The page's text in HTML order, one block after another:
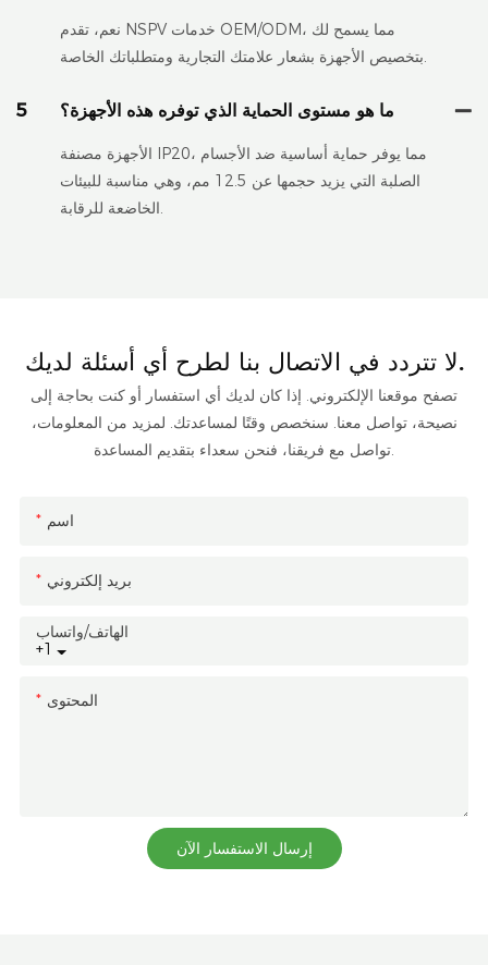
نعم، تقدم NSPV خدمات OEM/ODM، مما يسمح لك
بتخصيص الأجهزة بشعار علامتك التجارية ومتطلباتك الخاصة.
5 ما هو مستوى الحماية الذي توفره هذه الأجهزة؟
الأجهزة مصنفة IP20، مما يوفر حماية أساسية ضد الأجسام
الصلبة التي يزيد حجمها عن 12.5 مم، وهي مناسبة للبيئات
الخاضعة للرقابة.
لا تتردد في الاتصال بنا لطرح أي أسئلة لديك.
تصفح موقعنا الإلكتروني. إذا كان لديك أي استفسار أو كنت بحاجة إلى
نصيحة، تواصل معنا. سنخصص وقتًا لمساعدتك. لمزيد من المعلومات،
تواصل مع فريقنا، فنحن سعداء بتقديم المساعدة.
اسم
بريد إلكتروني
+1
الهاتف/واتساب
المحتوى
إرسال الاستفسار الآن